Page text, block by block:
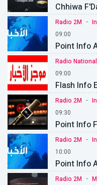
Chhiwa
Radio 2M -
09:00
Point Info
Radio
09:00
Flash Info
Radio 2M -
09:30
Point Info
Radio 2M -
10:00
Point Info
Radio 2M -